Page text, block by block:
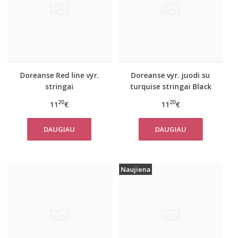
Doreanse Red line vyr.
stringai
11 20€
DAUGIAU
Doreanse vyr. juodi su
turquise stringai Black
11 20€
DAUGIAU
Naujiena